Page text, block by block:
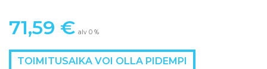
71,59 € alv 0 %
TOIMITUSAIKA VOI OLLA PIDEMPI